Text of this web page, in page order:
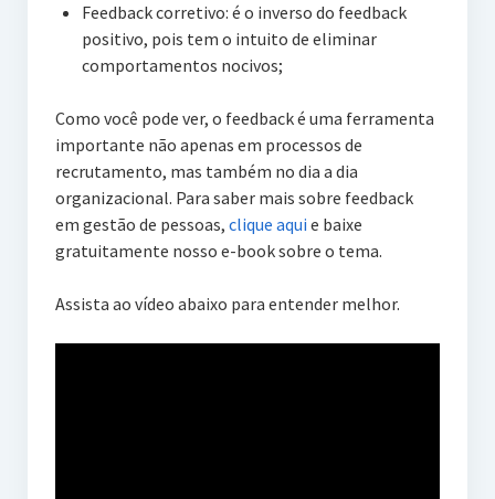
Feedback corretivo: é o inverso do feedback
positivo, pois tem o intuito de eliminar
comportamentos nocivos;
Como você pode ver, o feedback é uma ferramenta
importante não apenas em processos de
recrutamento, mas também no dia a dia
organizacional. Para saber mais sobre feedback
em gestão de pessoas, clique aqui e baixe
gratuitamente nosso e-book sobre o tema.
Assista ao vídeo abaixo para entender melhor.